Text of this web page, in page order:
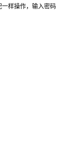
样操作，输入密码